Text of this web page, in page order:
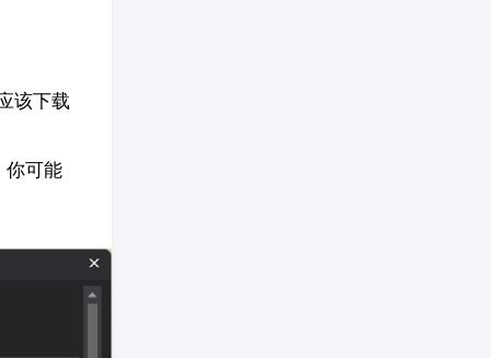
该下载
你可能